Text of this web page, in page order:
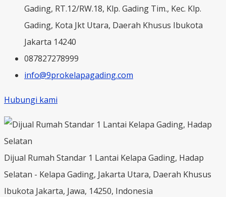
Gading, RT.12/RW.18, Klp. Gading Tim., Kec. Klp.
Gading, Kota Jkt Utara, Daerah Khusus Ibukota
Jakarta 14240
087827278999
info@9prokelapagading.com
Hubungi kami
Dijual Rumah Standar 1 Lantai Kelapa Gading, Hadap
Selatan - Kelapa Gading, Jakarta Utara, Daerah Khusus
Ibukota Jakarta, Jawa, 14250, Indonesia